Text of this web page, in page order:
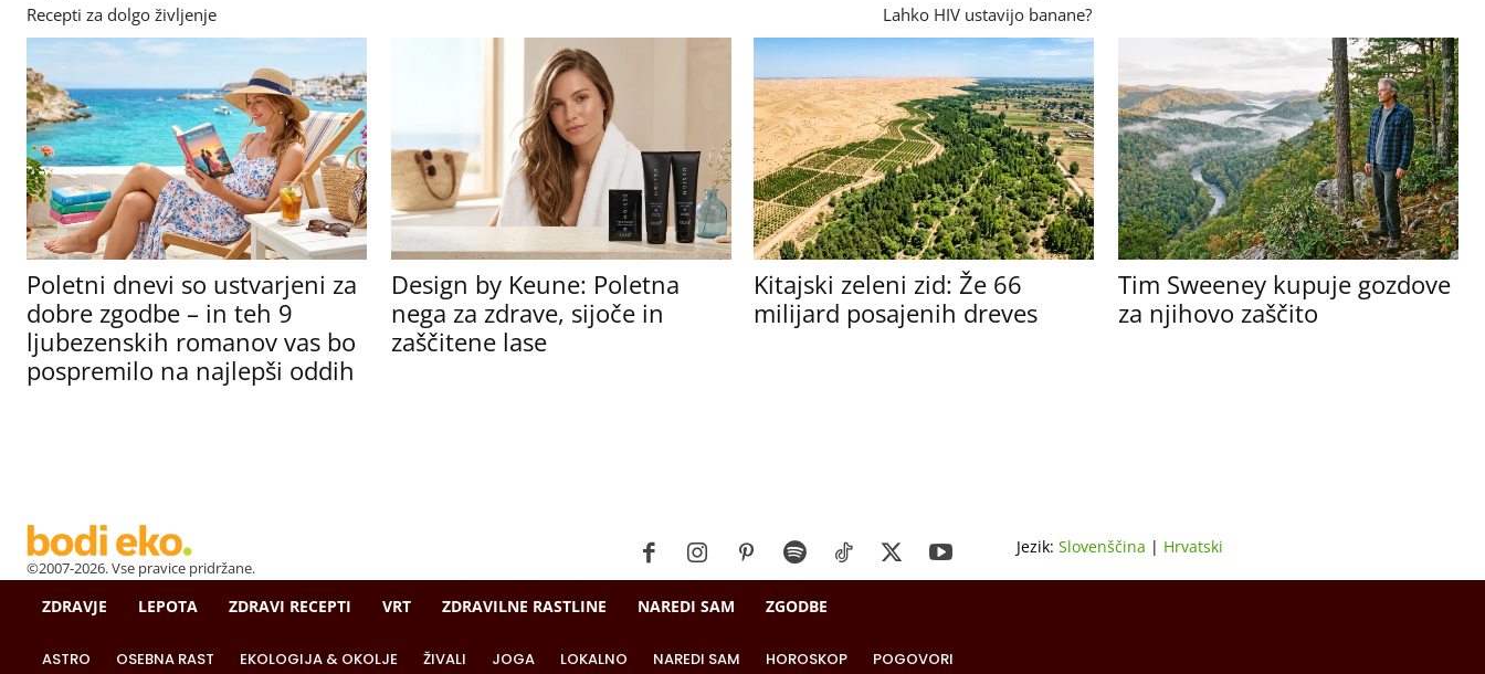
Recepti za dolgo življenje Lahko HIV ustavijo banane?
Poletni dnevi so ustvarjeni za
dobre zgodbe – in teh 9
ljubezenskih romanov vas bo
pospremilo na najlepši oddih
Design by Keune: Poletna
nega za zdrave, sijoče in
zaščitene lase
Kitajski zeleni zid: Že 66
milijard posajenih dreves
Tim Sweeney kupuje gozdove
za njihovo zaščito
©2007-2026. Vse pravice pridržane.
Jezik: Slovenščina | Hrvatski
ZDRAVJE LEPOTA ZDRAVI RECEPTI VRT ZDRAVILNE RASTLINE NAREDI SAM ZGODBE
ASTRO OSEBNA RAST EKOLOGIJA & OKOLJE ŽIVALI JOGA LOKALNO NAREDI SAM HOROSKOP POGOVORI